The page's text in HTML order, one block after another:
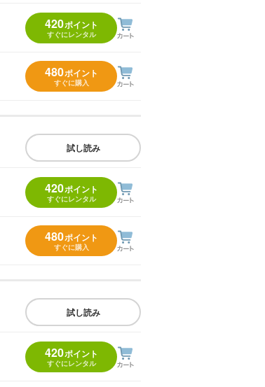
420ポイント
すぐにレンタル
480ポイント
すぐに購入
試し読み
420ポイント
すぐにレンタル
480ポイント
すぐに購入
試し読み
420ポイント
すぐにレンタル